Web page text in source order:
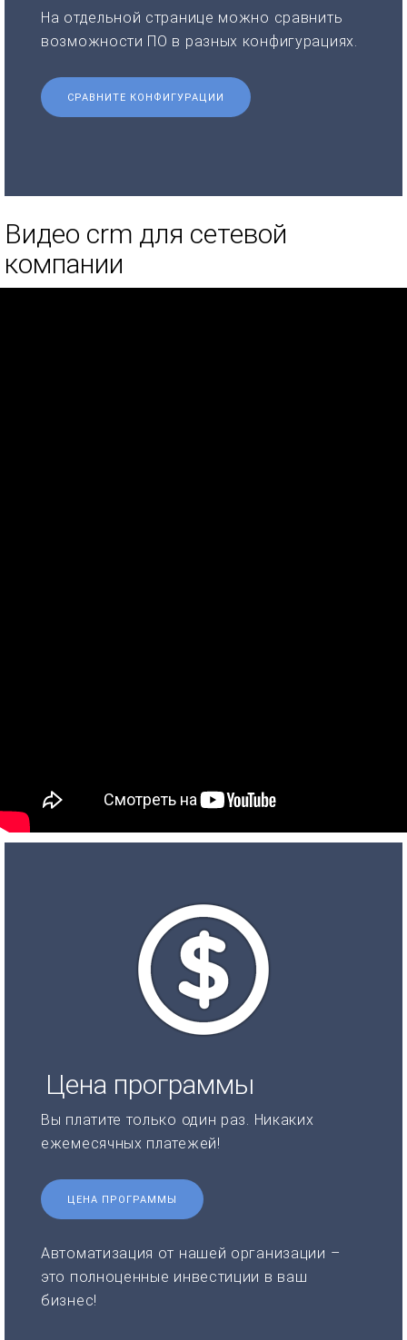
На отдельной странице можно сравнить
возможности ПО в разных конфигурациях.
СРАВНИТЕ КОНФИГУРАЦИИ
Видео crm для сетевой
компании
Цена программы
Вы платите только один раз. Никаких
ежемесячных платежей!
ЦЕНА ПРОГРАММЫ
Автоматизация от нашей организации –
это полноценные инвестиции в ваш
бизнес!